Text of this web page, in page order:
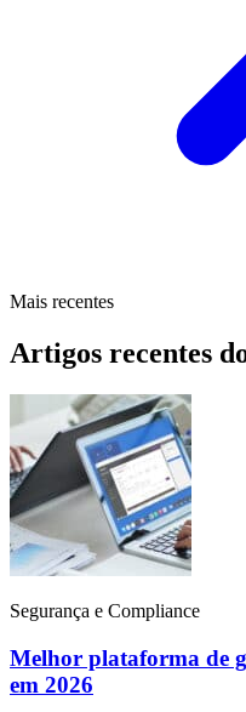
Mais recentes
Artigos recentes
Segurança e Compliance
Melhor plataforma de
em 2026